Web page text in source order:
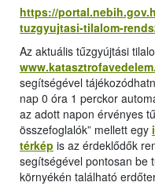
https://
tuzgyujtasi-tilalom-
Az aktuális tűzgyújtási
segítségével
nap 0 óra 1 perckor
az adott napon érvényes
összefoglalók” mellett egy
térkép is az érdeklődők
segítségével pontosan be
környékén található